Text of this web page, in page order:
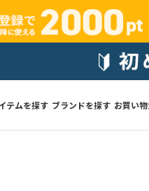
テムを探す ブランドを探す お買い